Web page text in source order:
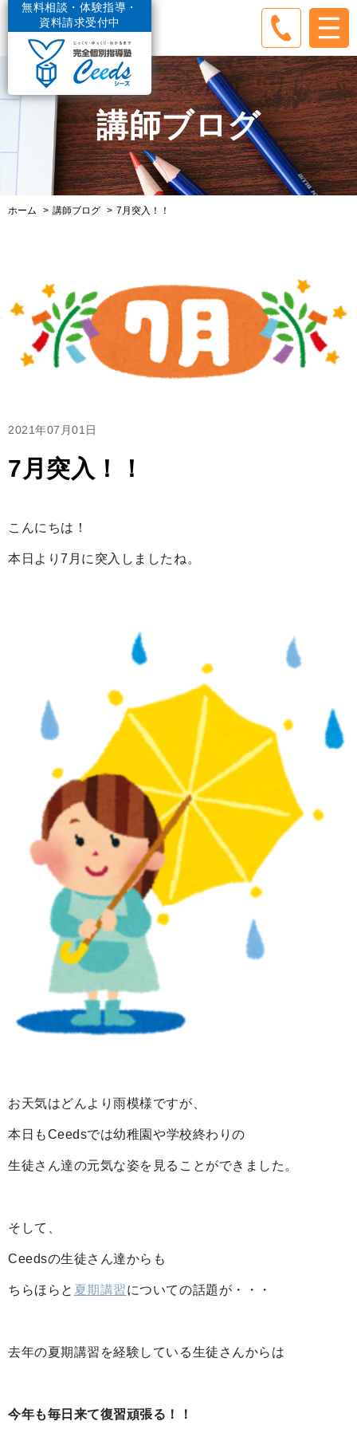
無料相談・体験指導・
資料請求受付中
講師ブログ
ホーム 講師ブログ 7月突入！！
2021年07月01日
7月突入！！
こんにちは！
本日より7月に突入しましたね。
お天気はどんより雨模様ですが、
本日もCeedsでは幼稚園や学校終わりの
生徒さん達の元気な姿を見ることができました。
そして、
Ceedsの生徒さん達からも
ちらほらと 夏期講習についての話題が・・・
去年の夏期講習を経験している生徒さんからは
今年も毎日来て復習頑張る！！